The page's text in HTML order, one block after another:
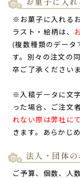
※お菓子に入れる
ラスト・絵柄は、
(複数種類のデータ
す。別々の注文の
卒ご了承ください
※入稿データに文
った場合、ご注文
れない際は弊社に
きます。あらかじ
法人・団体
ご予算、個数、人